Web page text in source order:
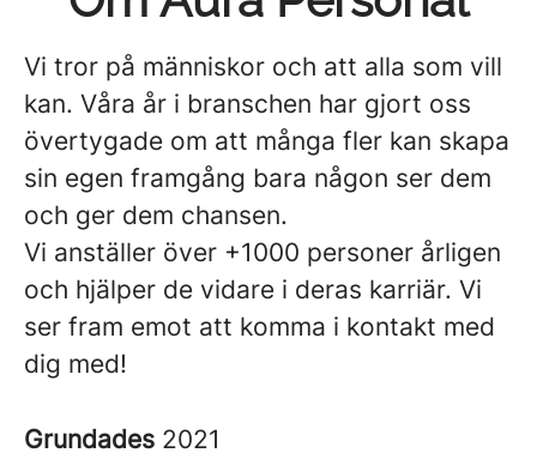
Vi tror på människor och att alla som vill
kan. Våra år i branschen har gjort oss
övertygade om att många fler kan skapa
sin egen framgång bara någon ser dem
och ger dem chansen.
Vi anställer över +1000 personer årligen
och hjälper de vidare i deras karriär. Vi
ser fram emot att komma i kontakt med
dig med!
Grundades 2021